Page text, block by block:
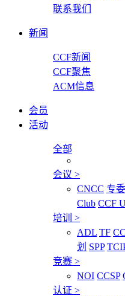
联系我们
新闻
CCF新闻
CCF聚焦
ACM信息
会员
活动
全部
会议 >
CNCC 专
Club CCF
培训 >
ADL TF
划 SPP
竞赛 >
NOI CCSP
认证 >